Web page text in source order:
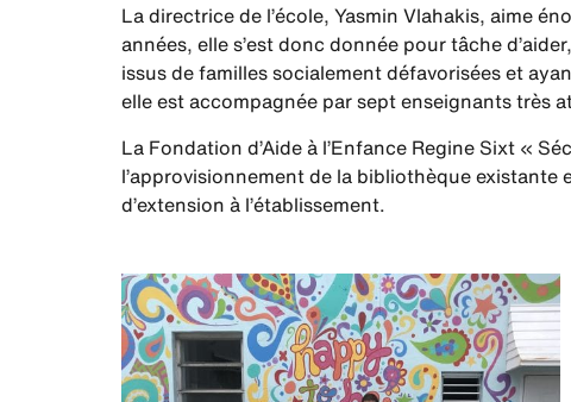
La directrice de l’école, Yasmin Vlahakis, aime
années, elle s’est donc donnée pour tâche
issus de familles socialement défavorisées et
elle est accompagnée par sept enseignants très
La Fondation d’Aide à l’Enfance Regine Sixt «
l’approvisionnement de la bibliothèque
d’extension à l’établissement.